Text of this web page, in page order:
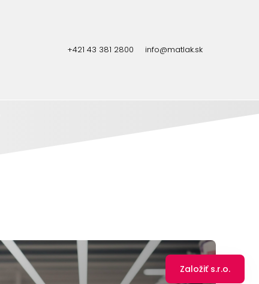
+421 43 381 2800 info@matlak.sk
Založiť s.r.o.